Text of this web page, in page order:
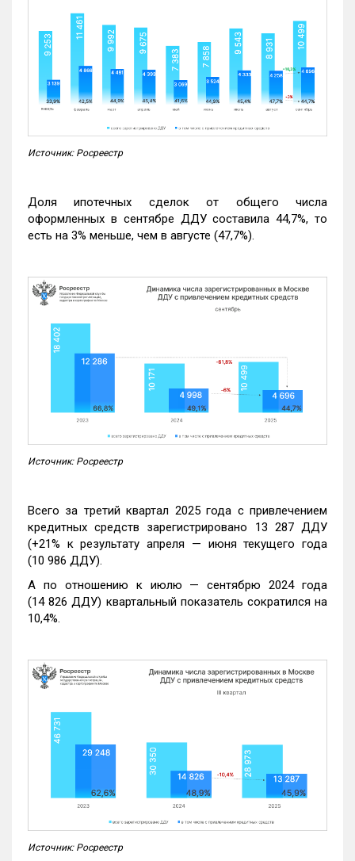
Источник: Росреестр
Доля ипотечных сделок от общего числа
оформленных в сентябре ДДУ составила 44,7%, то
есть на 3% меньше, чем в августе (47,7%).
Источник: Росреестр
Всего за третий квартал 2025 года с привлечением
кредитных средств зарегистрировано 13 287 ДДУ
(+21% к результату апреля — июня текущего года
(10 986 ДДУ).
А по отношению к июлю — сентябрю 2024 года
(14 826 ДДУ) квартальный показатель сократился на
10,4%.
Источник: Росреестр